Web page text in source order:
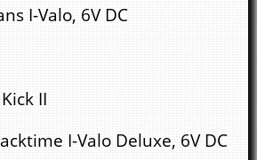
I-Valo, 6V DC
II
I-Valo Deluxe, 6V DC